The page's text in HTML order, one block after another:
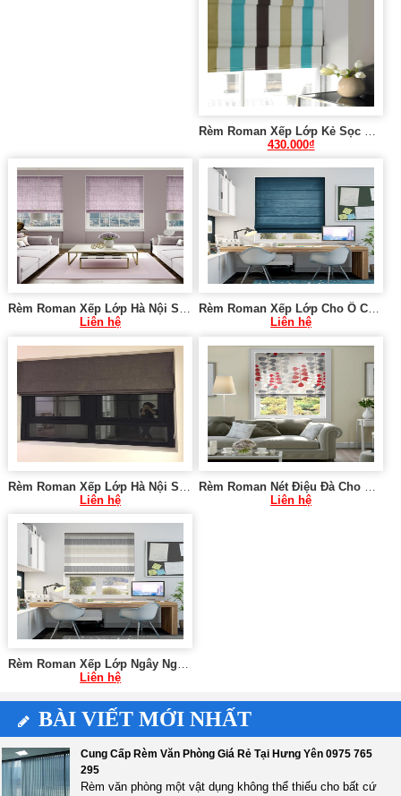
430.000₫
Rèm Roman Xếp Lớp Hà Nội SK910
Liên hệ
Rèm Roman Xếp Lớp Cho Ô Cửa Nhỏ Hà Nội SK938
Liên hệ
Liên hệ
Liên hệ
Rèm Roman Xếp Lớp Ngây Ngất Cho Cửa Sổ SK096
Liên hệ
BÀI VIẾT MỚI NHẤT
Cung Cấp Rèm Văn Phòng Giá Rẻ Tại Hưng Yên 0975 765
295
Rèm văn phòng một vật dụng không thể thiếu cho bất cứ